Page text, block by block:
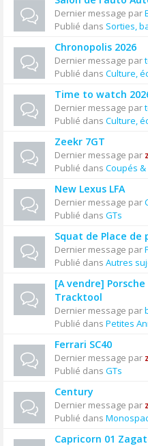
Dernier message par
Publié dans Sorties,
Chronopolis 2026
Dernier message par
Publié dans Culture,
Time to watch
Dernier message par
Publié dans Culture,
Zeekr 7GT
Dernier message par
Publié dans Coupés
New Lexus LFA
Dernier message par
Publié dans GTs
Squat de Place de
Dernier message par
Publié dans Autres
[A vendre]
Tracktool
Dernier message par
Publié dans Petites
Ferrari SC40
Dernier message par
Publié dans GTs
Century
Dernier message par
Publié dans
Capricorn 01